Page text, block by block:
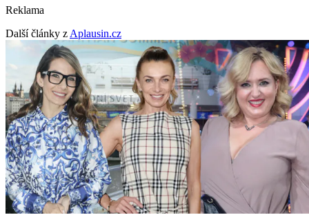
Reklama
Další články z Aplausin.cz